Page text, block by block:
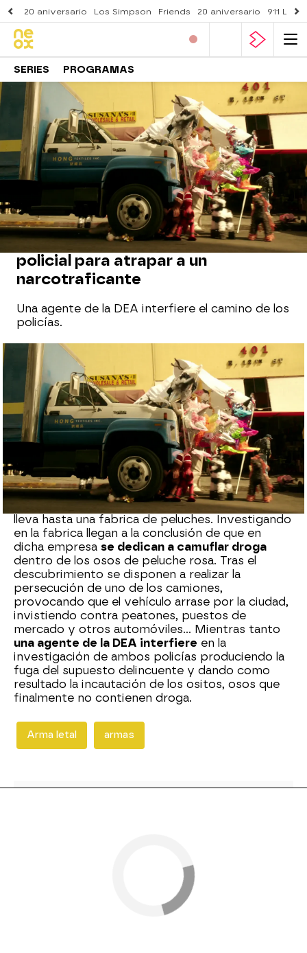
20 aniversario Los Simpson Friends 20 aniversario 911
SERIES PROGRAMAS
Neox » Series » Arma letal » Mejores momentos
MOMENTO DESTACADO
Una espectacular persecución
policial para atrapar a un
narcotraficante
Una agente de la DEA interfiere el camino de los
policías.
neox
Madrid
Publicado:01 de julio de 2021, 23:34
WhatsappFacebook Flipboard
Riggs y Murtaugh examinanel asesinato de un
distribuidor de modade Los Ángeles, el cual les
lleva hasta una fabrica de peluches. Investigando
en la fabrica llegan a la conclusión de que en
dicha empresa se dedican a camuflar droga
dentro de los osos de peluche rosa. Tras el
descubrimiento se disponen a realizar la
persecución de uno de los camiones,
provocando que el vehículo arrase por la ciudad,
invistiendo contra peatones, puestos de
mercado y otros automóviles... Mientras tanto
una agente de la DEA interfiere en la
investigación de ambos policías produciendo la
fuga del supuesto delincuente y dando como
resultado la incautación de los ositos, osos que
finalmente no contienen droga.
Arma letal armas